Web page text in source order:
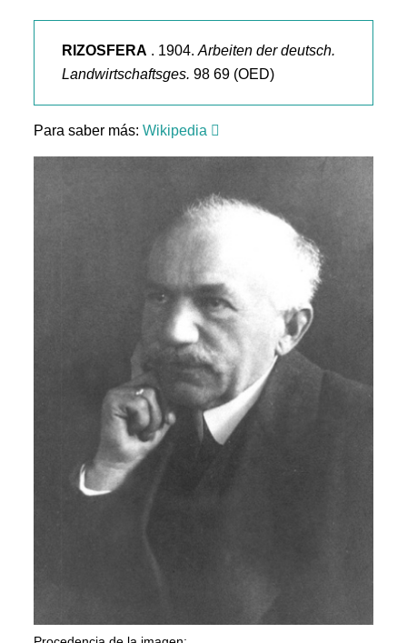
RIZOSFERA . 1904.Arbeiten der deutsch.
Landwirtschaftsges. 98 69 (OED)
Para saber más:Wikipedia